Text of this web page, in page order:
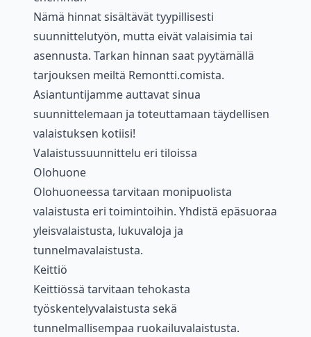
Nämä hinnat sisältävät tyypillisesti
suunnittelutyön, mutta eivät valaisimia tai
asennusta. Tarkan hinnan saat pyytämällä
tarjouksen meiltä Remontti.comista.
Asiantuntijamme auttavat sinua
suunnittelemaan ja toteuttamaan täydellisen
valaistuksen kotiisi!
Valaistussuunnittelu eri tiloissa
Olohuone
Olohuoneessa tarvitaan monipuolista
valaistusta eri toimintoihin. Yhdistä epäsuoraa
yleisvalaistusta, lukuvaloja ja
tunnelmavalaistusta.
Keittiö
Keittiössä tarvitaan tehokasta
työskentelyvalaistusta sekä
tunnelmallisempaa ruokailuvalaistusta.